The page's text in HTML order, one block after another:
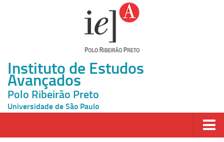
Instituto de Estudos
Avançados
Polo Ribeirão Preto
Universidade de São Paulo